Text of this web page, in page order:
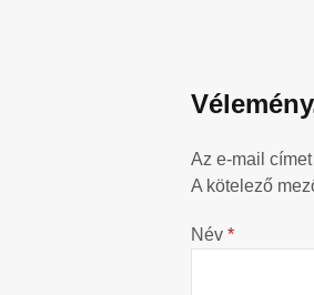
Az e-mail
A kötelező
Név *